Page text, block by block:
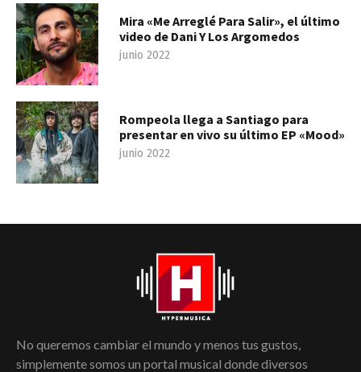
Mira «Me Arreglé Para Salir», el último
video de Dani Y Los Argomedos
junio 2022
Rompeola llega a Santiago para
presentar en vivo su último EP «Mood»
junio 2022
No queremos cambiar el mundo y menos tus gustos,
simplemente somos un portal musical donde diversos